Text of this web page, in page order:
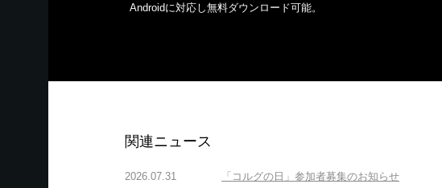
Androidに対応し無料ダウンロード可能。
関連ニュース
2026.07.31 「コルグの日」参加者募集のお知らせ